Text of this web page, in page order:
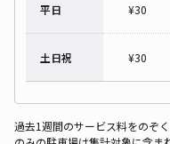
平日 ¥30
土日祝 ¥30
過去1週間のサービス料をのぞ